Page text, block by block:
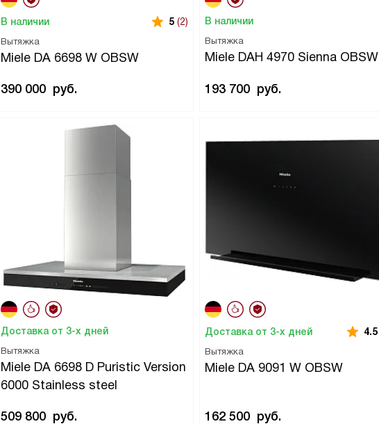
Вытяжка
Miele DA 6698 W OBSW
В наличии 5 (2)
390 000 руб.
Вытяжка
Miele DAH 4970 Sienna OBSW
В наличии
193 700 руб.
Вытяжка
Miele DA 6698 D Puristic Version
6000 Stainless steel
Доставка от 3-х дней
509 800 руб.
Вытяжка
Miele DA 9091 W OBSW
Доставка от 3-х дней 4.5
162 500 руб.